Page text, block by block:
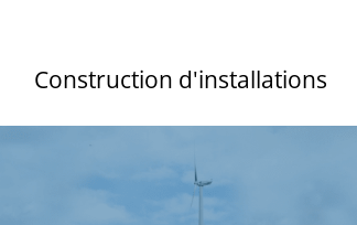
Construction d'installations